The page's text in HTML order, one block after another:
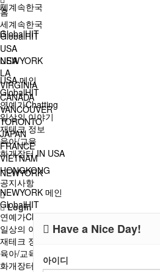
세계속한국
GlobalHIT
USA
USA 메인
GlobalHIT
연예가Chatting
일상의 이야기
재테크 정보
육아/교육
화개장터 IN USA
NEWYORK
NEWYORK 메인
GlobalHIT
연예가Chatting
일상의 이야기
재테크 정보
육아/교육
화개장터 IN 뉴욕
홈
세계속한국
GlobalHIT
USA
NEWYORK
LA
VIRGINIA
CANADA
VANCOUVER
TORONTO
JAPAN
FRANCE
VIETNAM
HONGKONG
공지사항
Login
Have a Nice Day!
아이디